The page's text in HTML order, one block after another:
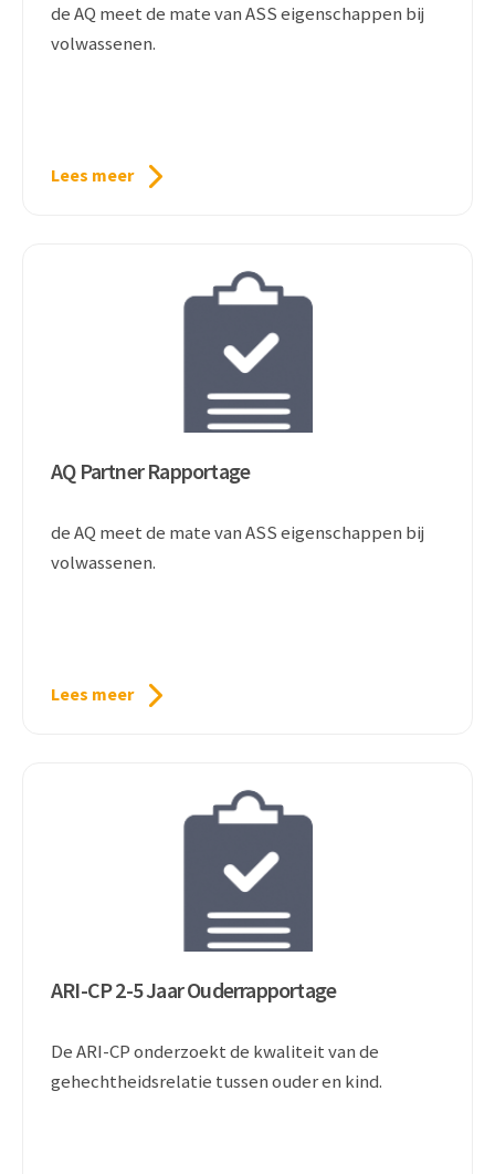
de AQ meet de mate van ASS eigenschappen bij
volwassenen.
Lees meer
AQ Partner Rapportage
de AQ meet de mate van ASS eigenschappen bij
volwassenen.
Lees meer
ARI-CP 2-5 Jaar Ouderrapportage
De ARI-CP onderzoekt de kwaliteit van de
gehechtheidsrelatie tussen ouder en kind.